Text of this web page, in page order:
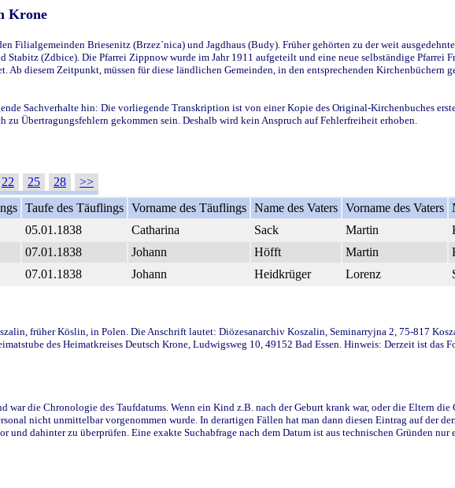
Krone
Filialgemeinden Briesenitz (Brzez`nica) und Jagdhaus (Budy). Früher gehörten zu der weit
(Zdbice). Die Pfarrei Zippnow wurde im Jahr 1911 aufgeteilt und eine neue selbständige Pfarrei
diesem Zeitpunkt, müssen für diese ländlichen Gemeinden, in den entsprechenden Kirchenbüchern
Sachverhalte hin: Die vorliegende Transkription ist von einer Kopie des Original-Kirchenbuches
Übertragungsfehlern gekommen sein. Deshalb wird kein Anspruch auf Fehlerfreiheit erhoben.
22 25 28
>>
Taufe des Täuflings Vorname des Täuflings Name des Vaters Vorname des Vaters
05.01.1838 Catharina Sack Martin
07.01.1838 Johann Höfft Martin
07.01.1838 Johann Heidkrüger Lorenz
früher Köslin, in Polen. Die Anschrift lautet: Diözesanarchiv Koszalin, Seminarryjna 2, 75-817
des Heimatkreises Deutsch Krone, Ludwigsweg 10, 49152 Bad Essen. Hinweis: Derzeit ist das
die Chronologie des Taufdatums. Wenn ein Kind z.B. nach der Geburt krank war, oder die Eltern
nicht unmittelbar vorgenommen wurde. In derartigen Fällen hat man dann diesen Eintrag auf der
dahinter zu überprüfen. Eine exakte Suchabfrage nach dem Datum ist aus technischen Gründen